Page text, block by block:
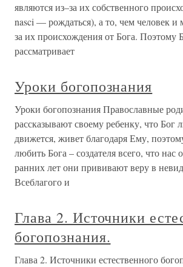
являются из–за их собственного
nasci — рождаться), а то, чем человек и
за их происхождения от Бога. Поэтому
рассматривает
Уроки богопознания
Уроки богопознания Православные
рассказывают своему ребенку, что Бог
движется, живет благодаря Ему,
любить Бога – создателя всего, что
ранних лет они прививают веру в
Всеблагого и
Глава 2. Источники
богопознания.
Глава 2. Источники естественного